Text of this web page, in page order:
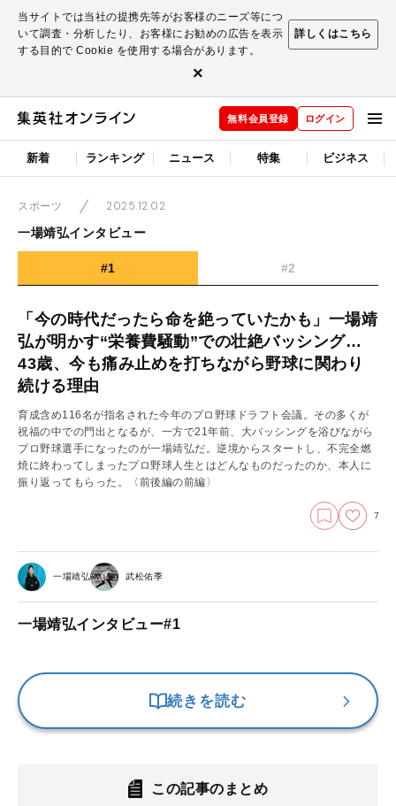
当サイトでは当社の提携先等がお客様のニーズ等につ
いて調査・分析したり、お客様にお勧めの広告を表示
する目的で Cookie を使用する場合があります。
詳しくはこちら
×
無料会員登録 ログイン
新着 ランキング ニュース 特集 ビジネス
スポーツ
2025.12.02
一場靖弘インタビュー
#1 #2
「今の時代だったら命を絶っていたかも」一場靖
弘が明かす“栄養費騒動”での壮絶バッシング…
43歳、今も痛み止めを打ちながら野球に関わり
続ける理由
育成含め116名が指名された今年のプロ野球ドラフト会議。その多くが
祝福の中での門出となるが、一方で21年前、大バッシングを浴びながら
プロ野球選手になったのが一場靖弘だ。逆境からスタートし、不完全燃
焼に終わってしまったプロ野球人生とはどんなものだったのか、本人に
振り返ってもらった。
〈前後編の前編〉
7
一場靖弘 武松佑季
一場靖弘インタビュー#1
続きを読む
この記事のまとめ